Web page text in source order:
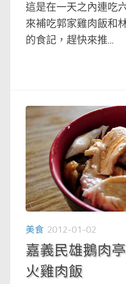
這是在一天之內連吃
來補吃郭家雞肉飯和
的食記，趕快來推...
美食 2012-01-02
嘉義民雄鵝肉
火雞肉飯